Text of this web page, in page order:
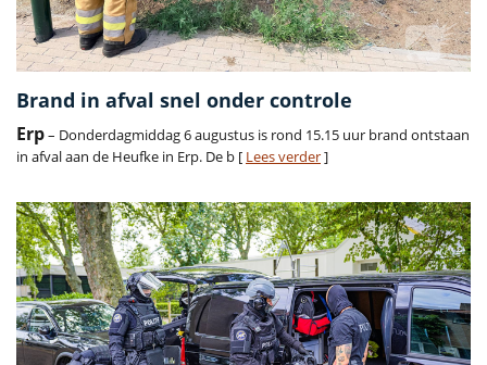
Brand in afval snel onder controle
Erp– Donderdagmiddag 6 augustus is rond 15.15 uur brand ontstaan
in afval aan de Heufke in Erp. De b [ Lees verder]